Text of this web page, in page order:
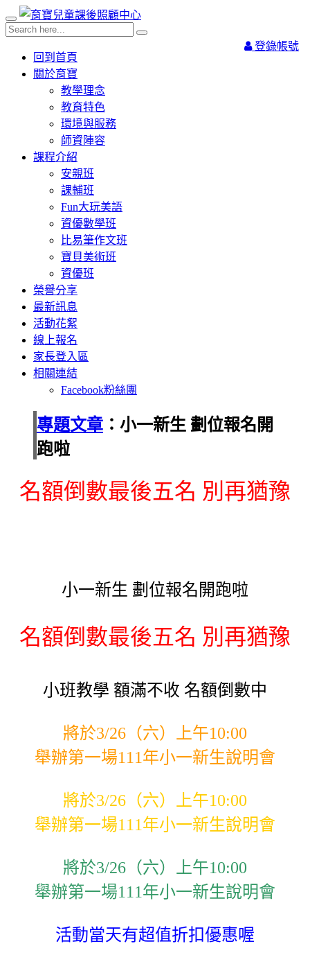
登錄帳號
回到首頁
關於育寶
教學理念
教育特色
環境與服務
師資陣容
課程介紹
安親班
課輔班
Fun大玩美語
資優數學班
比易筆作文班
寶貝美術班
資優班
榮譽分享
最新訊息
活動花絮
線上報名
家長登入區
相關連結
Facebook粉絲團
專題文章 ：小一新生 劃位報名開
跑啦
名額倒數最後五名 別再猶豫
小一新生 劃位報名開跑啦
名額倒數最後五名 別再猶豫
小班教學 額滿不收 名額倒數中
將於3/26（六）上午10:00
舉辦第一場111年小一新生說明會
將於3/26（六）上午10:00
舉辦第一場111年小一新生說明會
將於3/26（六）上午10:00
舉辦第一場111年小一新生說明會
活動當天有超值折扣優惠喔